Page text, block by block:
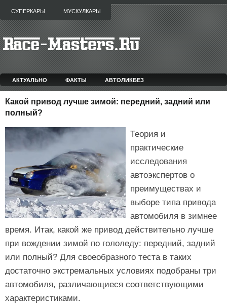
СУПЕРКАРЫ МУСКУЛКАРЫ
АКТУАЛЬНО ФАКТЫ АВТОЛИКБЕЗ
Какой привод лучше зимой: передний, задний или
полный?
Теория и
практические
исследования
автоэкспертов о
преимуществах и
выборе типа привода
автомобиля в зимнее
время. Итак, какой же привод действительно лучше
при вождении зимой по гололеду: передний, задний
или полный? Для своеобразного теста в таких
достаточно экстремальных условиях подобраны три
автомобиля, различающиеся соответствующими
характеристиками.